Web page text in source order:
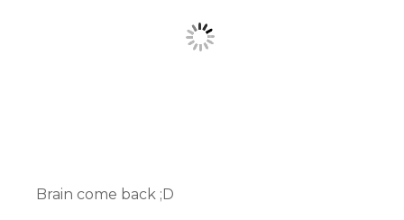
Brain come back ;D